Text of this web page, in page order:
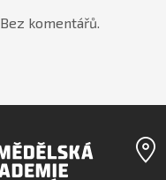
Bez komentářů.